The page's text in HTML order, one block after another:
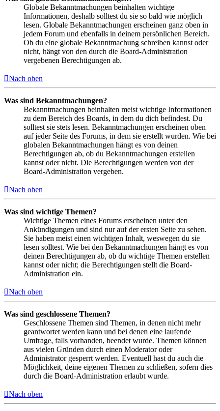
Globale Bekanntmachungen beinhalten wichtige
Informationen, deshalb solltest du sie so bald wie möglich
lesen. Globale Bekanntmachungen erscheinen ganz oben in
jedem Forum und ebenfalls in deinem persönlichen Bereich.
Ob du eine globale Bekanntmachung schreiben kannst oder
nicht, hängt von den durch die Board-Administration
vergebenen Berechtigungen ab.
Nach oben
Was sind Bekanntmachungen?
Bekanntmachungen beinhalten meist wichtige Informationen
zu dem Bereich des Boards, in dem du dich befindest. Du
solltest sie stets lesen. Bekanntmachungen erscheinen oben
auf jeder Seite des Forums, in dem sie erstellt wurden. Wie bei
globalen Bekanntmachungen hängt es von deinen
Berechtigungen ab, ob du Bekanntmachungen erstellen
kannst oder nicht. Die Berechtigungen werden von der
Board-Administration vergeben.
Nach oben
Was sind wichtige Themen?
Wichtige Themen eines Forums erscheinen unter den
Ankündigungen und sind nur auf der ersten Seite zu sehen.
Sie haben meist einen wichtigen Inhalt, weswegen du sie
lesen solltest. Wie bei den Bekanntmachungen hängt es von
deinen Berechtigungen ab, ob du wichtige Themen erstellen
kannst oder nicht; die Berechtigungen stellt die Board-
Administration ein.
Nach oben
Was sind geschlossene Themen?
Geschlossene Themen sind Themen, in denen nicht mehr
geantwortet werden kann und bei denen eine laufende
Umfrage, falls vorhanden, beendet wurde. Themen können
aus vielen Gründen durch einen Moderator oder
Administrator gesperrt werden. Eventuell hast du auch die
Möglichkeit, deine eigenen Themen zu schließen, sofern dies
durch die Board-Administration erlaubt wurde.
Nach oben